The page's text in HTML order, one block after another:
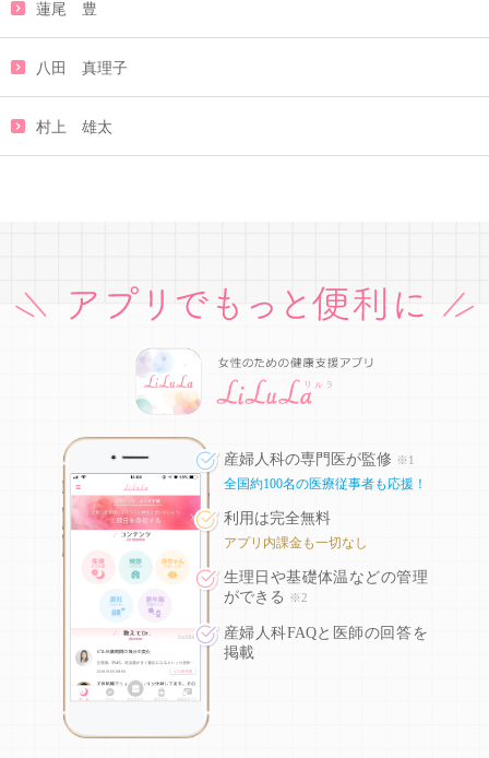
蓮尾 豊
八田 真理子
村上 雄太
産婦人科の専門医が監修 ※1
全国約100名の医療従事者も応援！
利用は完全無料
アプリ内課金も一切なし
生理日や基礎体温などの管理
ができる
※2
産婦人科FAQと医師の回答を
掲載